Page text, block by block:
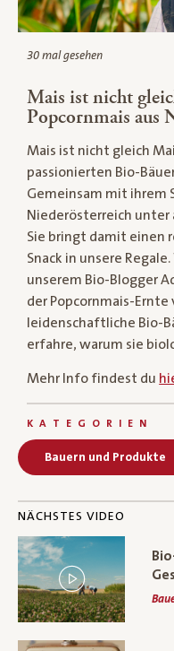
30 mal gesehen
Mais ist nicht
Popcornmais aus
Mais ist nicht gleich
passionierten Bio-
Gemeinsam mit ihrem
Niederösterreich unter
Sie bringt damit einen
Snack in unsere
unserem Bio-Blogger
der Popcornmais-Ernte
leidenschaftliche Bio-
erfahre, warum sie
Mehr Info findest du
KATEGORIEN
Bauern und Produkte
NÄCHSTES VIDEO